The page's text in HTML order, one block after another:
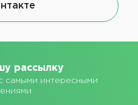
рассылку
самыми интересными